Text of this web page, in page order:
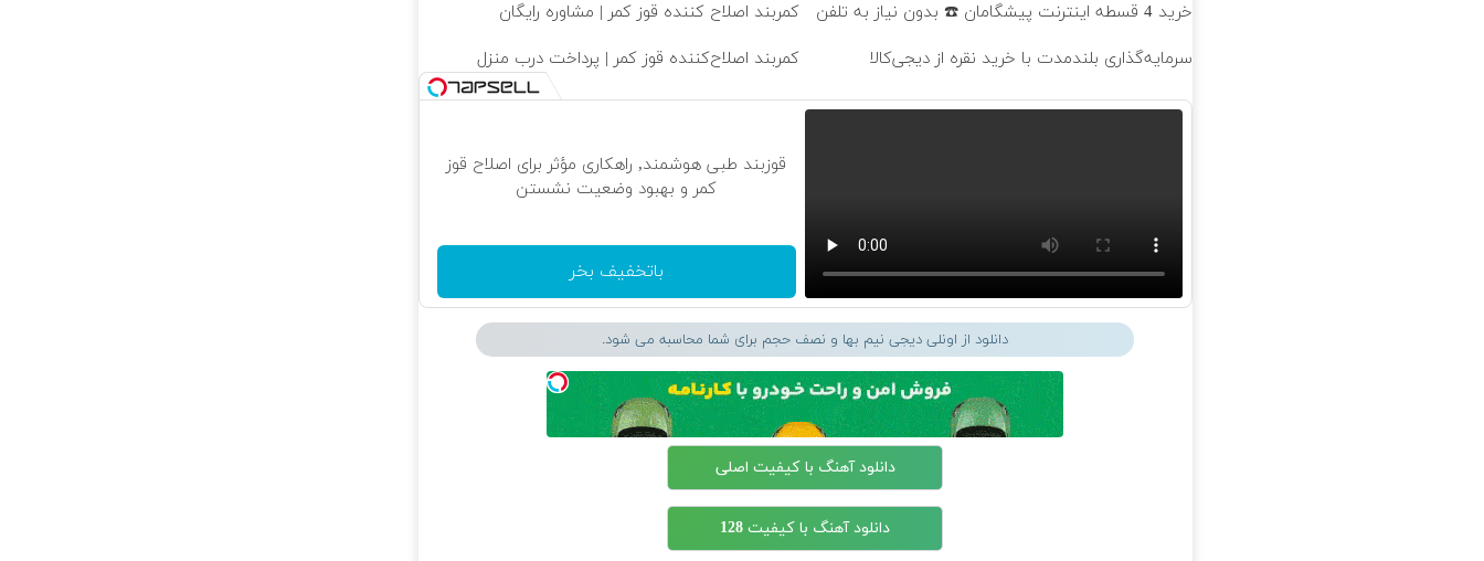
خرید 4 قسطه اینترنت پیشگامان ☎️ بدون نیاز به تلفن
کمربند اصلاح کننده قوز کمر | مشاوره رایگان
سرمایه‌گذاری بلندمدت با خرید نقره از دیجی‌کالا
کمربند اصلاح‌کننده قوز کمر | پرداخت درب منزل
قوزبند طبی هوشمند, راهکاری مؤثر برای اصلاح قوز
کمر و بهبود وضعیت نشستن
باتخفیف بخر
دانلود از اونلی دیجی نیم بها و نصف حجم برای شما محاسبه می شود.
دانلود آهنگ با کیفیت اصلی
دانلود آهنگ با کیفیت 128